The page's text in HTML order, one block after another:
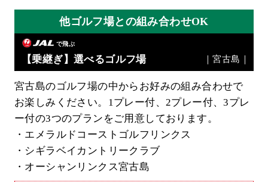
他ゴルフ場との組み合わせOK
で飛ぶ
【乗継ぎ】選べるゴルフ場 ｜宮古島｜
宮古島のゴルフ場の中からお好みの組み合わせで
お楽しみください。1プレー付、2プレー付、3プレ
ー付の3つのプランをご用意しております。
・エメラルドコーストゴルフリンクス
・シギラベイカントリークラブ
・オーシャンリンクス宮古島